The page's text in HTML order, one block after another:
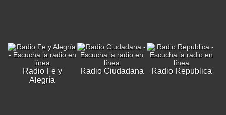
Radio Fe y
Alegría
Radio Ciudadana Radio Republica